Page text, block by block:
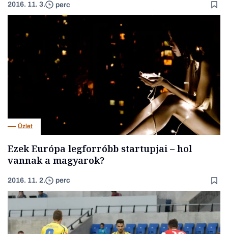
2016. 11. 3. perc
Üzlet
Ezek Európa legforróbb startupjai – hol
vannak a magyarok?
2016. 11. 2. perc